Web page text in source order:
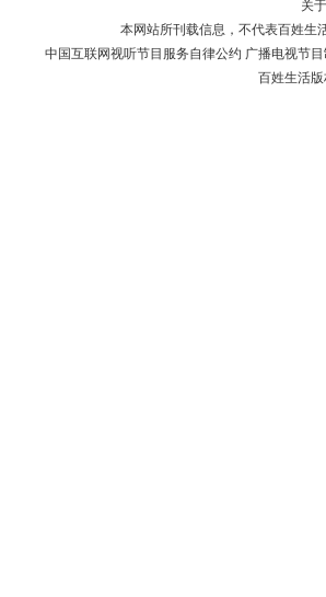
关
本网站所刊载信息，不代表百姓生
中国互联网视听节目服务自律公约 广播电视节
百姓生活